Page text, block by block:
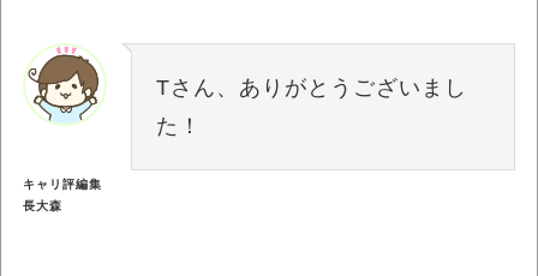
キャリ評編集
長大森
Tさん、ありがとうございまし
た！